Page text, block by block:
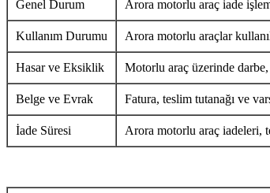
Genel Durum Arora motorlu araç iade
Kullanım Durumu Arora motorlu araçlar
Hasar ve Eksiklik Motorlu araç üzerinde
Belge ve Evrak Fatura, teslim tutanağı ve
İade Süresi Arora motorlu araç iadeleri,